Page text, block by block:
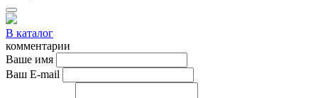
В каталог
комментарии
Ваше имя
Ваш E-mail